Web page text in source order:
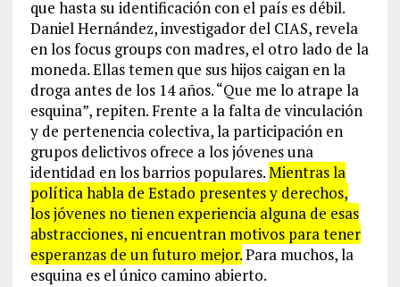
que hasta su identificación con el país es débil.
Daniel Hernández, investigador del CIAS, revela
en los focus groups con madres, el otro lado de la
moneda. Ellas temen que sus hijos caigan en la
droga antes de los 14 años. “Que me lo atrape la
esquina”, repiten. Frente a la falta de vinculación
y de pertenencia colectiva, la participación en
grupos delictivos ofrece a los jóvenes una
identidad en los barrios populares.Mientras la
política habla de Estado presentes y derechos,
los jóvenes no tienen experiencia alguna de esas
abstracciones, ni encuentran motivos para tener
esperanzas de un futuro mejor.Para muchos, la
esquina es el único camino abierto.